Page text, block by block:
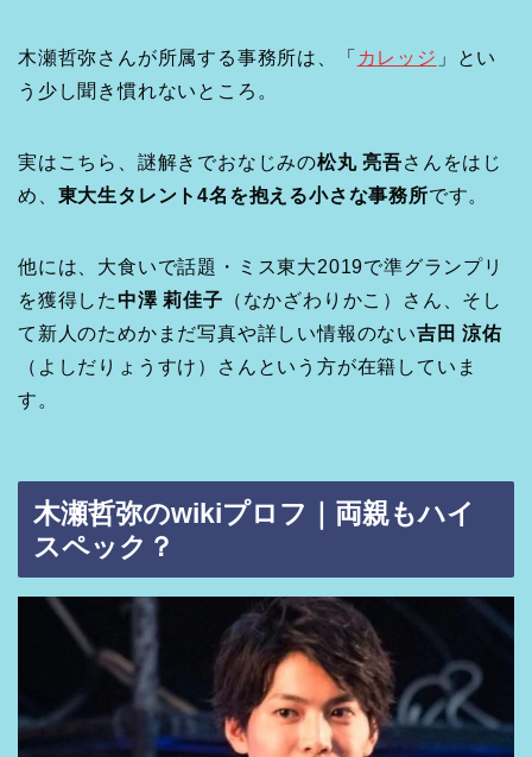
木瀬哲弥さんが所属する事務所は、「 カレッジ 」とい
う少し聞き慣れないところ。
実はこちら、謎解きでおなじみの松丸 亮吾さんをはじ
め、 東大生タレント4名を抱える小さな事務所です。
他には、大食いで話題・ミス東大2019で準グランプリ
を獲得した中澤 莉佳子 （なかざわりかこ）さん、そし
て新人のためかまだ写真や詳しい情報のない吉田 涼佑
（よしだりょうすけ）さんという方が在籍していま
す。
木瀬哲弥のwikiプロフ｜ 両親もハイ
スペック？